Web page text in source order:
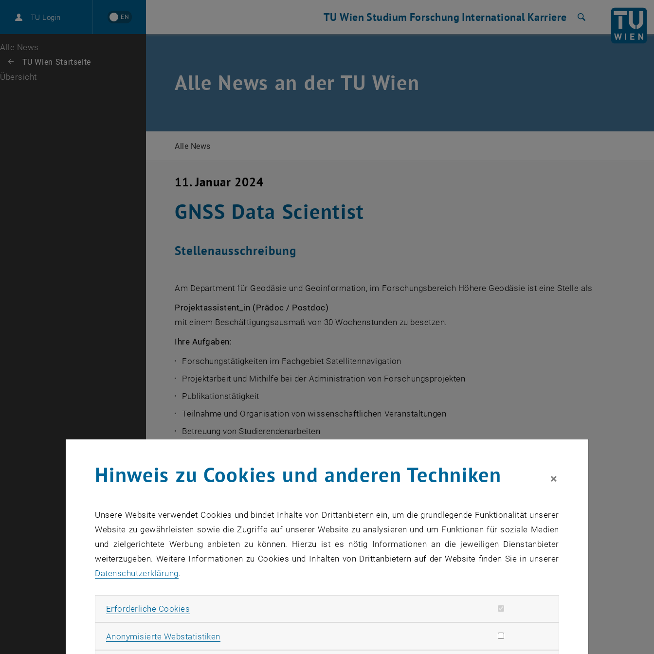
TU Login EN
Karriere
Zur 1. Menü Ebene
Alle News
Zurück: Subseiten von TU Wien Startseite auflisten
Zurück zur letzten Ebene:
TU Wien Startseite
Übersicht
TU Wien Studium Forschung International Karriere
Alle News an der TU Wien
Alle News
11. Januar 2024
GNSS Data Scientist
Stellenausschreibung
Am Department für Geodäsie und Geoinformation, im Forschungsbereich Höhere Geodäsie ist eine Stelle als
Projektassistent_in (Prädoc / Postdoc)
mit einem Beschäftigungsausmaß von 30 Wochenstunden zu besetzen.
Ihre Aufgaben:
Forschungstätigkeiten im Fachgebiet Satellitennavigation
Projektarbeit und Mithilfe bei der Administration von Forschungsprojekten
Publikationstätigkeit
Teilnahme und Organisation von wissenschaftlichen Veranstaltungen
Betreuung von Studierendenarbeiten
Ihr Profil:
Organisatorische und analytische Fähigkeiten sowie eine strukturierte Arbeitsweise
Interesse und Freude an der Forschung und Arbeit mit Studierenden
Erfahrung in Projektmanagement ist von Vorteil
Vielfältiges und spannendes Aufgabengebiet in einem kollegialen Team
Hinweis zu Cookies und anderen Techniken ×
Unsere Website verwendet Cookies und bindet Inhalte von Drittanbietern ein, um die grundlegende Funktionalität unserer
Website zu gewährleisten sowie die Zugriffe auf unserer Website zu analysieren und um Funktionen für soziale Medien
und zielgerichtete Werbung anbieten zu können. Hierzu ist es nötig Informationen an die jeweiligen Dienstanbieter
weiterzugeben. Weitere Informationen zu Cookies und Inhalten von Drittanbietern auf der Website finden Sie in unserer
Datenschutzerklärung.
Erforderliche Cookies
Anonymisierte Webstatistiken